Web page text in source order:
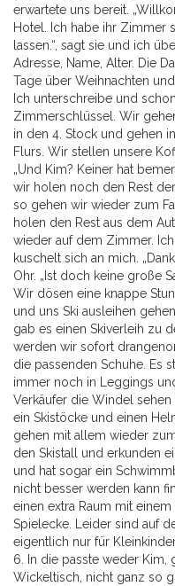
erwartete uns bereit.
Hotel. Ich habe ihr Zimmer
lassen.“, sagt sie und ich
Adresse, Name, Alter. Die
Tage über Weihnachten
Ich unterschreibe und
Zimmerschlüssel. Wir
in den 4. Stock und gehen
Flurs. Wir stellen unsere
„Und Kim? Keiner hat
wir holen noch den Rest
so gehen wir wieder zum
holen den Rest aus dem
wieder auf dem Zimmer.
kuschelt sich an mich.
Ohr. „Ist doch keine große
Wir dösen eine knappe
und uns Ski ausleihen
gab es einen Skiverleih zu
werden wir sofort
die passenden Schuhe. Es
immer noch in Leggings
Verkäufer die Windel
ein Skistöcke und einen
gehen mit allem wieder
den Skistall und erkunden
und hat sogar ein
nicht besser werden kann
einen extra Raum mit
Spielecke. Leider sind auf
eigentlich nur für
6. In die passte weder Kim,
Wickeltisch, nicht ganz so